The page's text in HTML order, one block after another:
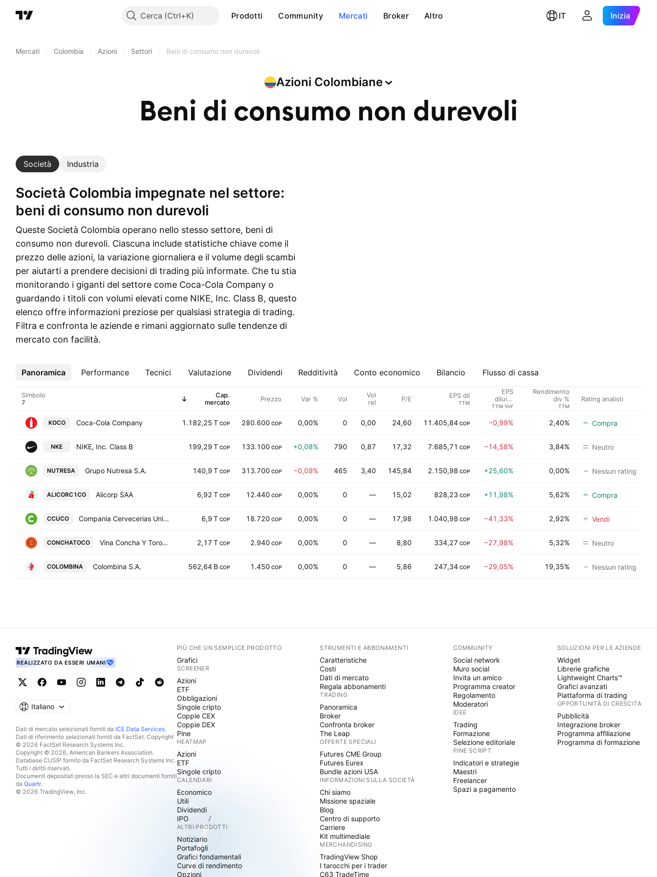
Cerca Prodotti Community Mercati Broker Altro IT Inizia
Mercati Colombia Azioni Settori Beni di consumo non durevoli
Azioni Colombiane
Beni di consumo non durevoli
Società Industria
Società Colombia impegnate nel settore:
beni di consumo non durevoli
Queste Società Colombia operano nello stesso settore, beni di
consumo non durevoli. Ciascuna include statistiche chiave come il
prezzo delle azioni, la variazione giornaliera e il volume degli scambi
per aiutarti a prendere decisioni di trading più informate. Che tu stia
monitorando i giganti del settore come Coca-Cola Company o
guardando i titoli con volumi elevati come NIKE, Inc. Class B, questo
elenco offre informazioni preziose per qualsiasi strategia di trading.
Filtra e confronta le aziende e rimani aggiornato sulle tendenze di
mercato con facilità.
Panoramica Performance Tecnici Valutazione Dividendi Redditività Conto economico Bilancio Flusso di cassa
Altro
Simbolo
Cap.
mercato
Prezzo Var % Vol
Vol
rel
P/E EPS dil
TTM
EPS
diluito
crescita
TTM YoY
Rendimento
div %
TTM
Rating analisti
KOCO Coca-Cola Company 1.182,25 T COP 280.600 COP 0,00% 0 0,00 24,60 11.405,84 COP −0,99% 2,40% Compra
NKE NIKE, Inc. Class B 199,29 T COP 133.100 COP +0,08% 790 0,87 17,32 7.685,71 COP −14,58% 3,84% Neutro
NUTRESA Grupo Nutresa S.A. 140,9 T COP 313.700 COP −0,09% 465 3,40 145,84 2.150,98 COP +25,60% 0,00% Nessun rating
ALICORC1CO Alicorp SAA 6,92 T COP 12.440 COP 0,00% 0 — 15,02 828,23 COP +11,98% 5,62% Compra
CCUCO Compania Cervecerias Unidas S.A. 6,9 T COP 18.720 COP 0,00% 0 — 17,98 1.040,98 COP −41,33% 2,92% Vendi
CONCHATOCO Vina Concha Y Toro S.A. 2,17 T COP 2.940 COP 0,00% 0 — 8,80 334,27 COP −27,98% 5,32% Neutro
COLOMBINA Colombina S.A. 562,64 B COP 1.450 COP 0,00% 0 — 5,86 247,34 COP −29,05% 19,35% Nessun rating
REALIZZATO DA ESSERI UMANI
Italiano
Dati di mercato selezionati forniti da ICE Data Services.
Dati di riferimento selezionati forniti da FactSet. Copyright
© 2026 FactSet Research Systems Inc.
Copyright © 2026, American Bankers Association.
Database CUSIP fornito da FactSet Research Systems Inc.
Tutti i diritti riservati.
Documenti depositati presso la SEC e altri documenti forniti
da Quartr.
© 2026 TradingView, Inc.
PIÙ CHE UN SEMPLICE PRODOTTO
Grafici
SCREENER
Azioni
ETF
Obbligazioni
Singole cripto
Coppie CEX
Coppie DEX
Pine
HEATMAP
Azioni
ETF
Singole cripto
CALENDARI
Economico
Utili
Dividendi
IPO
ALTRI PRODOTTI
Notiziario
Portafogli
Grafici fondamentali
Curve di rendimento
Opzioni
STRUMENTI E ABBONAMENTI
Caratteristiche
Costi
Dati di mercato
Regala abbonamenti
TRADING
Panoramica
Broker
Confronta broker
The Leap
OFFERTE SPECIALI
Futures CME Group
Futures Eurex
Bundle azioni USA
INFORMAZIONI SULLA SOCIETÀ
Chi siamo
Missione spaziale
Blog
Centro di supporto
Carriere
Kit multimediale
MERCHANDISING
TradingView Shop
I tarocchi per i trader
C63 TradeTime
COMMUNITY
Social network
Muro social
Invita un amico
Programma creator
Regolamento
Moderatori
IDEE
Trading
Formazione
Selezione editoriale
PINE SCRIPT
Indicatori e strategie
Maestri
Freelancer
Spazi a pagamento
SOLUZIONI PER LE AZIENDE
Widget
Librerie grafiche
Lightweight Charts™
Grafici avanzati
Piattaforma di trading
OPPORTUNITÀ DI CRESCITA
Pubblicità
Integrazione broker
Programma affiliazione
Programma di formazione